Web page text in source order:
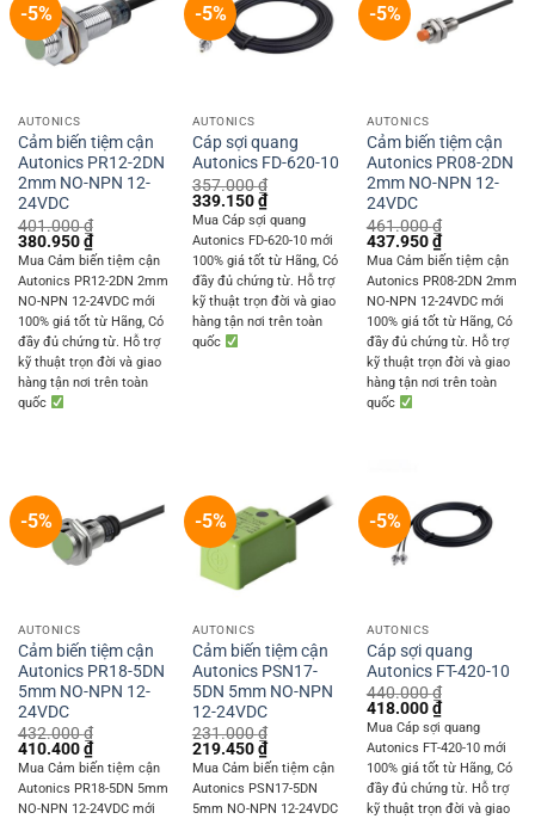
-5%
AUTONICS
Cảm biến tiệm cận
Autonics PR12-2DN
2mm NO-NPN 12-
24VDC
401.000₫
Original
price
was:
401.000 ₫.
380.950₫Current
price
is:
380.950 ₫.
Mua Cảm biến tiệm cận
Autonics PR12-2DN 2mm
NO-NPN 12-24VDC mới
100% giá tốt từ Hãng, Có
đầy đủ chứng từ. Hỗ trợ
kỹ thuật trọn đời và giao
hàng tận nơi trên toàn
quốc
-5%
AUTONICS
Cáp sợi quang
Autonics FD-620-10
357.000₫
Original
price
was:
357.000 ₫.
339.150₫Current
price
is:
339.150 ₫.
Mua Cáp sợi quang
Autonics FD-620-10 mới
100% giá tốt từ Hãng, Có
đầy đủ chứng từ. Hỗ trợ
kỹ thuật trọn đời và giao
hàng tận nơi trên toàn
quốc
-5%
AUTONICS
Cảm biến tiệm cận
Autonics PR08-2DN
2mm NO-NPN 12-
24VDC
461.000₫
Original
price
was:
461.000 ₫.
437.950₫Current
price
is:
437.950 ₫.
Mua Cảm biến tiệm cận
Autonics PR08-2DN 2mm
NO-NPN 12-24VDC mới
100% giá tốt từ Hãng, Có
đầy đủ chứng từ. Hỗ trợ
kỹ thuật trọn đời và giao
hàng tận nơi trên toàn
quốc
-5%
AUTONICS
Cảm biến tiệm cận
Autonics PR18-5DN
5mm NO-NPN 12-
24VDC
432.000₫
Original
price
was:
432.000 ₫.
410.400₫Current
price
is:
410.400 ₫.
Mua Cảm biến tiệm cận
Autonics PR18-5DN 5mm
NO-NPN 12-24VDC mới
-5%
AUTONICS
Cảm biến tiệm cận
Autonics PSN17-
5DN 5mm NO-NPN
12-24VDC
231.000₫
Original
price
was:
231.000 ₫.
219.450₫Current
price
is:
219.450 ₫.
Mua Cảm biến tiệm cận
Autonics PSN17-5DN
5mm NO-NPN 12-24VDC
-5%
AUTONICS
Cáp sợi quang
Autonics FT-420-10
440.000₫
Original
price
was:
440.000 ₫.
418.000₫Current
price
is:
418.000 ₫.
Mua Cáp sợi quang
Autonics FT-420-10 mới
100% giá tốt từ Hãng, Có
đầy đủ chứng từ. Hỗ trợ
kỹ thuật trọn đời và giao